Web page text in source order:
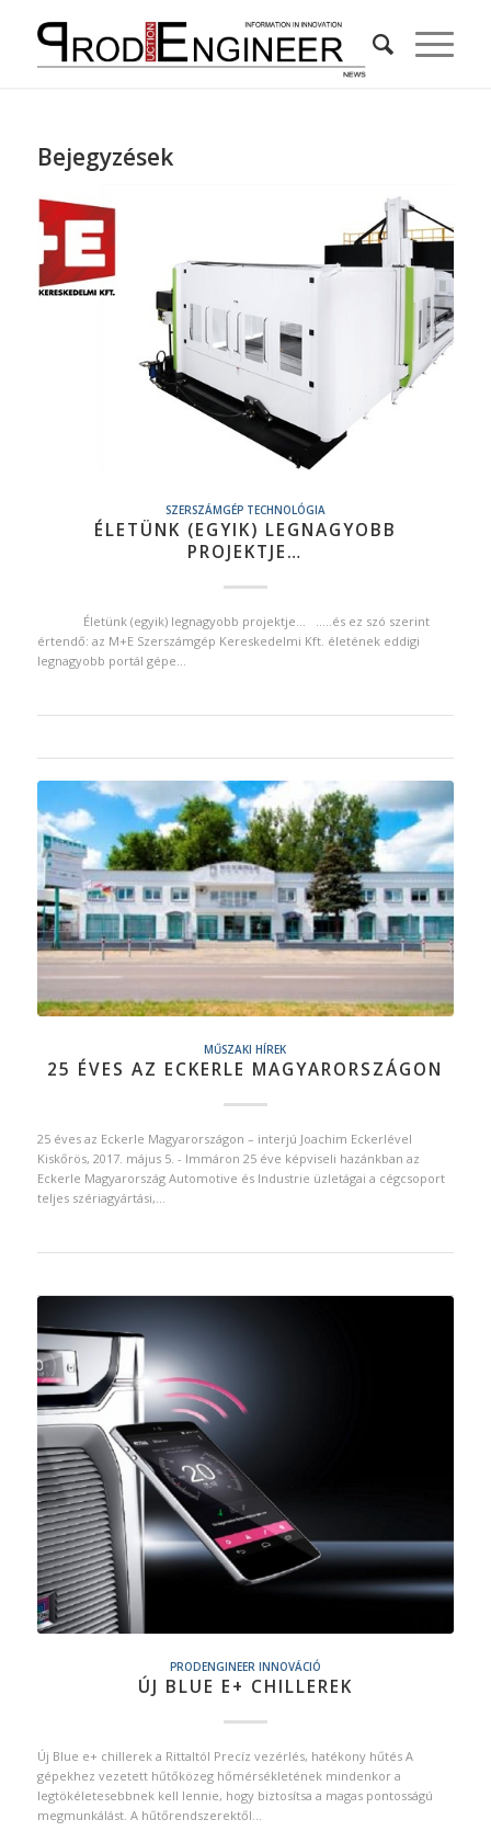
Bejegyzések
SZERSZÁMGÉP TECHNOLÓGIA
ÉLETÜNK (EGYIK) LEGNAGYOBB
PROJEKTJE…
Életünk (egyik) legnagyobb projektje… …..és ez szó szerint
értendő: az M+E Szerszámgép Kereskedelmi Kft. életének eddigi
legnagyobb portál gépe…
MŰSZAKI HÍREK
25 ÉVES AZ ECKERLE MAGYARORSZÁGON
25 éves az Eckerle Magyarországon – interjú Joachim Eckerlével
Kiskőrös, 2017. május 5. - Immáron 25 éve képviseli hazánkban az
Eckerle Magyarország Automotive és Industrie üzletágai a cégcsoport
teljes szériagyártási,…
PRODENGINEER INNOVÁCIÓ
ÚJ BLUE E+ CHILLEREK
Új Blue e+ chillerek a Rittaltól Precíz vezérlés, hatékony hűtés A
gépekhez vezetett hűtőközeg hőmérsékletének mindenkor a
legtökéletesebbnek kell lennie, hogy biztosítsa a magas pontosságú
megmunkálást. A hűtőrendszerektől…